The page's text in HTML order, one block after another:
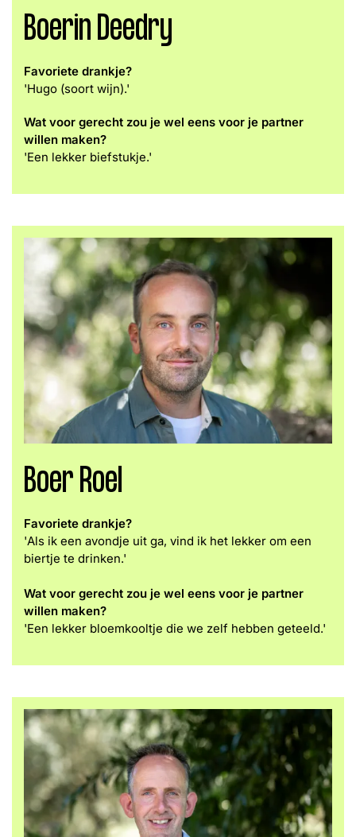
Boerin Deedry
Favoriete drankje?
'Hugo (soort wijn).'
Wat voor gerecht zou je wel eens voor je partner
willen maken?
'Een lekker biefstukje.'
Boer Roel
Favoriete drankje?
'Als ik een avondje uit ga, vind ik het lekker om een
biertje te drinken.'
Wat voor gerecht zou je wel eens voor je partner
willen maken?
'Een lekker bloemkooltje die we zelf hebben geteeld.'